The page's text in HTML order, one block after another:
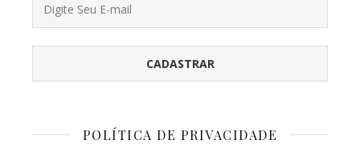
POLÍTICA DE PRIVACIDADE